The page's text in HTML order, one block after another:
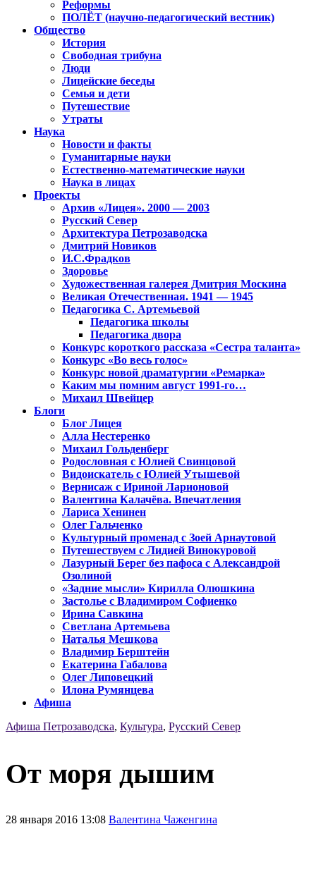
Реформы
ПОЛЁТ (научно-педагогический вестник)
Общество
История
Свободная трибуна
Люди
Лицейские беседы
Семья и дети
Путешествие
Утраты
Наука
Новости и факты
Гуманитарные науки
Естественно-математические науки
Наука в лицах
Проекты
Архив «Лицея». 2000 — 2003
Русский Север
Архитектура Петрозаводска
Дмитрий Новиков
И.С.Фрадков
Здоровье
Художественная галерея Дмитрия Москина
Великая Отечественная. 1941 — 1945
Педагогика С. Артемьевой
Педагогика школы
Педагогика двора
Конкурс короткого рассказа «Сестра таланта»
Конкурс «Во весь голос»
Конкурс новой драматургии «Ремарка»
Каким мы помним август 1991-го…
Михаил Швейцер
Блоги
Блог Лицея
Алла Нестеренко
Михаил Гольденберг
Родословная с Юлией Свинцовой
Видоискатель с Юлией Утышевой
Вернисаж с Ириной Ларионовой
Валентина Калачёва. Впечатления
Лариса Хенинен
Олег Гальченко
Культурный променад с Зоей Арнаутовой
Путешествуем с Лидией Винокуровой
Лазурный Берег без пафоса с Александрой
Озолиной
«Задние мысли» Кирилла Олюшкина
Застолье с Владимиром Софиенко
Ирина Савкина
Светлана Артемьева
Наталья Мешкова
Владимир Берштейн
Екатерина Габалова
Олег Липовецкий
Илона Румянцева
Афиша
Афиша Петрозаводска, Культура, Русский Север
От моря дышим
28 января 2016 13:08 Валентина Чаженгина